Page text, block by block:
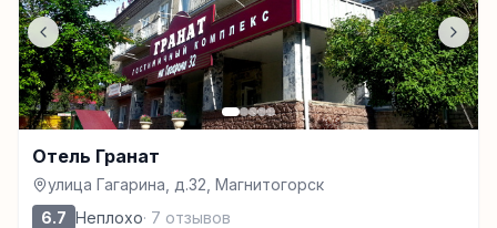
Отель Гранат
улица Гагарина, д.32, Магнитогорск
6.7 Неплохо· 7 отзывов